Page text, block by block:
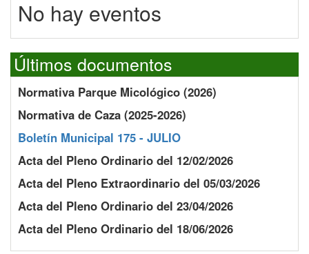
No hay eventos
Últimos documentos
Normativa Parque Micológico (2026)
Normativa de Caza (2025-2026)
Boletín Municipal 175 - JULIO
Acta del Pleno Ordinario del 12/02/2026
Acta del Pleno Extraordinario del 05/03/2026
Acta del Pleno Ordinario del 23/04/2026
Acta del Pleno Ordinario del 18/06/2026